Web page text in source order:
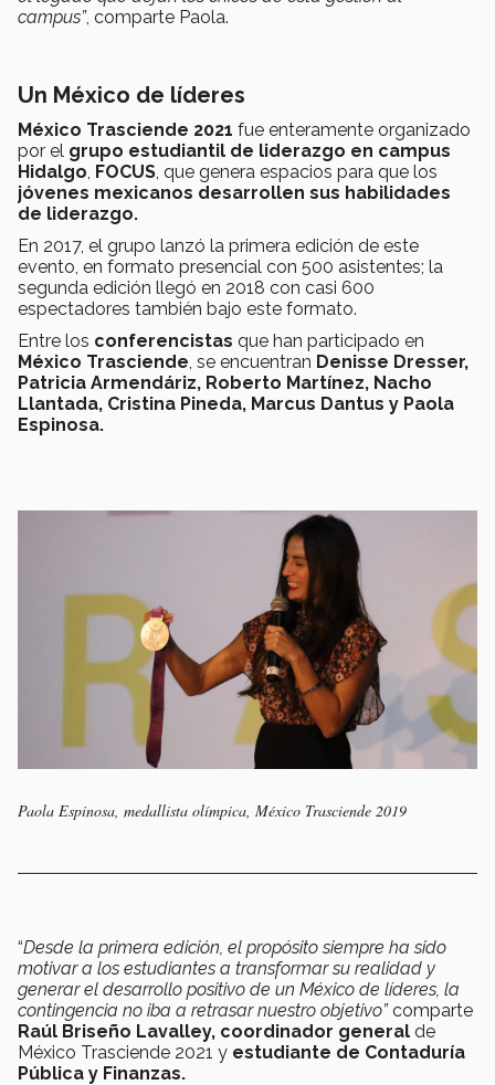
campus”, comparte Paola.
Un México de líderes
México Trasciende 2021 fue enteramente organizado
por el grupo estudiantil de liderazgo en campus
Hidalgo FOCUS , que genera espacios para que los
jóvenes mexicanos desarrollen sus habilidades
de liderazgo.
En 2017, el grupo lanzó la primera edición de este
evento, en formato presencial con 500 asistentes; la
segunda edición llegó en 2018 con casi 600
espectadores también bajo este formato.
Entre los conferencistas que han participado en
México Trasciende , se encuentran Denisse Dresser,
Patricia Armendáriz, Roberto Martínez, Nacho
Llantada, Cristina Pineda, Marcus Dantus y Paola
Espinosa.
Paola Espinosa, medallista olímpica, México Trasciende 2019
“Desde la primera edición, el propósito siempre ha sido
motivar a los estudiantes a transformar su realidad y
generar el desarrollo positivo de un México de líderes, la
contingencia no iba a retrasar nuestro objetivo” comparte
Raúl Briseño Lavalley, coordinador general de
México Trasciende 2021 y estudiante de Contaduría
Pública y Finanzas.